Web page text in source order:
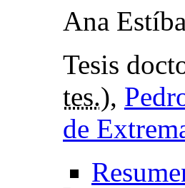
Ana
Tesis
tes.),
de